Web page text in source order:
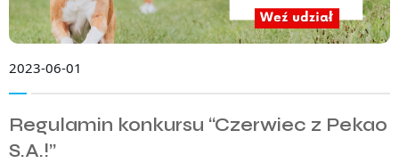
2023-06-01
Regulamin konkursu “Czerwiec z Pekao
S.A.!”